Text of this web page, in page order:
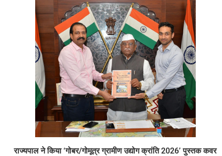
राज्यपाल ने किया ‘गोबर/गोमूत्र ग्रामीण उद्योग क्रांति 2026’ पुस्तक कवर